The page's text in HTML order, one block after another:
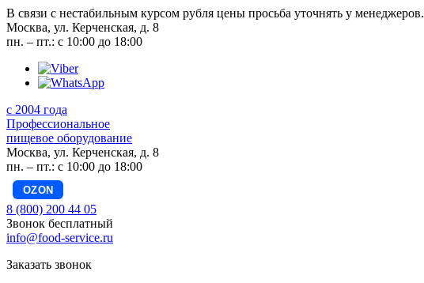
В связи с нестабильным курсом рубля цены просьба уточнять у менеджеров.
Москва, ул. Керченская, д. 8
пн. – пт.: с 10:00 до 18:00
с 2004 года
Профессиональное
пищевое оборудование
Москва, ул. Керченская, д. 8
пн. – пт.: с 10:00 до 18:00
OZON
8 (800) 200 44 05
Звонок бесплатный
info@food-service.ru
Заказать звонок